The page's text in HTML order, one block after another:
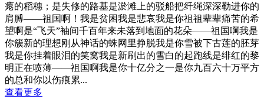
瘪的稻穗；是失修的路基是淤滩上的驳船把纤绳深深勒进你的
肩膊——祖国啊！我是贫困我是悲哀我是你祖祖辈辈痛苦的希
望啊是“飞天”袖间千百年来未落到地面的花朵——祖国啊我是
你簇新的理想刚从神话的蛛网里挣脱我是你雪被下古莲的胚芽
我是你挂着眼泪的笑窝我是新刷出的雪白的起跑线是绯红的黎
明正在喷薄——祖国啊我是你十亿分之一是你九百六十万平方
的总和你以伤痕累...
查看更多